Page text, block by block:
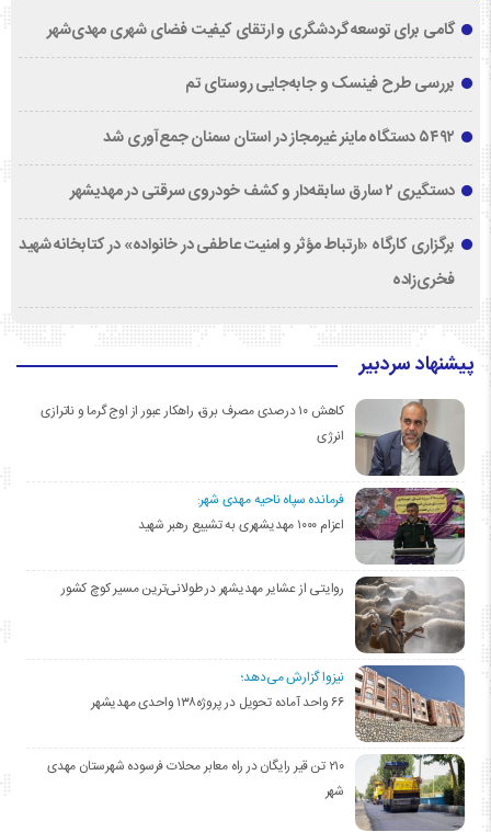
گامی برای توسعه گردشگری و ارتقای کیفیت فضای شهری مهدی‌شهر
بررسی طرح فینسک و جابه‌جایی روستای تم
۵۴۹۲ دستگاه ماینر غیرمجاز در استان سمنان جمع‌آوری شد
دستگیری ۲ سارق سابقه‌دار و کشف خودروی سرقتی در مهدیشهر
برگزاری کارگاه «ارتباط مؤثر و امنیت عاطفی در خانواده» در کتابخانه شهید
فخری‌زاده
پیشنهاد سردبیر
کاهش ۱۰ درصدی مصرف برق، راهکار عبور از اوج گرما و ناترازی
انرژی
فرمانده سپاه ناحیه مهدی شهر:
اعزام ۱۰۰۰ مهدیشهری به تشییع رهبر شهید
روایتی از عشایر مهدیشهر در طولانی‌ترین مسیر کوچ کشور
نیزوا گزارش می‌دهد؛
۶۶ واحد آماده تحویل در پروژه۱۳۸ واحدی مهدیشهر
۲۱۰ تن قیر رایگان در راه معابر محلات فرسوده شهرستان مهدی
شهر